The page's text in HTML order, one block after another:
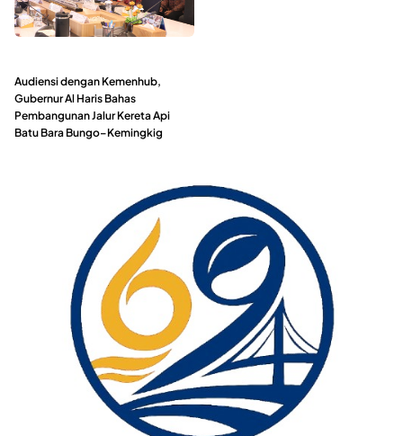
Audiensi dengan Kemenhub,
Gubernur Al Haris Bahas
Pembangunan Jalur Kereta Api
Batu Bara Bungo–Kemingkig